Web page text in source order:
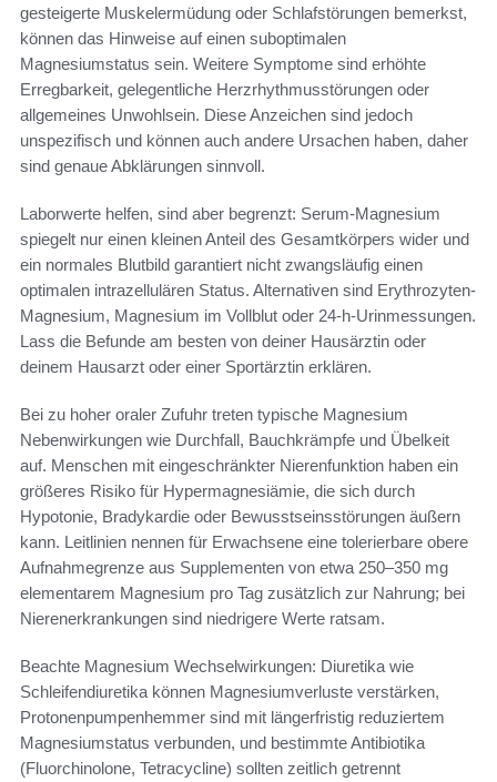
gesteigerte Muskelermüdung oder Schlafstörungen bemerkst,
können das Hinweise auf einen suboptimalen
Magnesiumstatus sein. Weitere Symptome sind erhöhte
Erregbarkeit, gelegentliche Herzrhythmusstörungen oder
allgemeines Unwohlsein. Diese Anzeichen sind jedoch
unspezifisch und können auch andere Ursachen haben, daher
sind genaue Abklärungen sinnvoll.
Laborwerte helfen, sind aber begrenzt: Serum-Magnesium
spiegelt nur einen kleinen Anteil des Gesamtkörpers wider und
ein normales Blutbild garantiert nicht zwangsläufig einen
optimalen intrazellulären Status. Alternativen sind Erythrozyten-
Magnesium, Magnesium im Vollblut oder 24-h-Urinmessungen.
Lass die Befunde am besten von deiner Hausärztin oder
deinem Hausarzt oder einer Sportärztin erklären.
Bei zu hoher oraler Zufuhr treten typische Magnesium
Nebenwirkungen wie Durchfall, Bauchkrämpfe und Übelkeit
auf. Menschen mit eingeschränkter Nierenfunktion haben ein
größeres Risiko für Hypermagnesiämie, die sich durch
Hypotonie, Bradykardie oder Bewusstseinsstörungen äußern
kann. Leitlinien nennen für Erwachsene eine tolerierbare obere
Aufnahmegrenze aus Supplementen von etwa 250–350 mg
elementarem Magnesium pro Tag zusätzlich zur Nahrung; bei
Nierenerkrankungen sind niedrigere Werte ratsam.
Beachte Magnesium Wechselwirkungen: Diuretika wie
Schleifendiuretika können Magnesiumverluste verstärken,
Protonenpumpenhemmer sind mit längerfristig reduziertem
Magnesiumstatus verbunden, und bestimmte Antibiotika
(Fluorchinolone, Tetracycline) sollten zeitlich getrennt